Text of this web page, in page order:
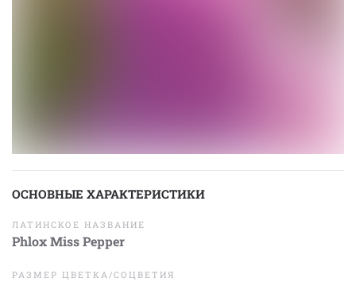
ОСНОВНЫЕ ХАРАКТЕРИСТИКИ
ЛАТИНСКОЕ НАЗВАНИЕ
Phlox Miss Pepper
РАЗМЕР ЦВЕТКА/СОЦВЕТИЯ